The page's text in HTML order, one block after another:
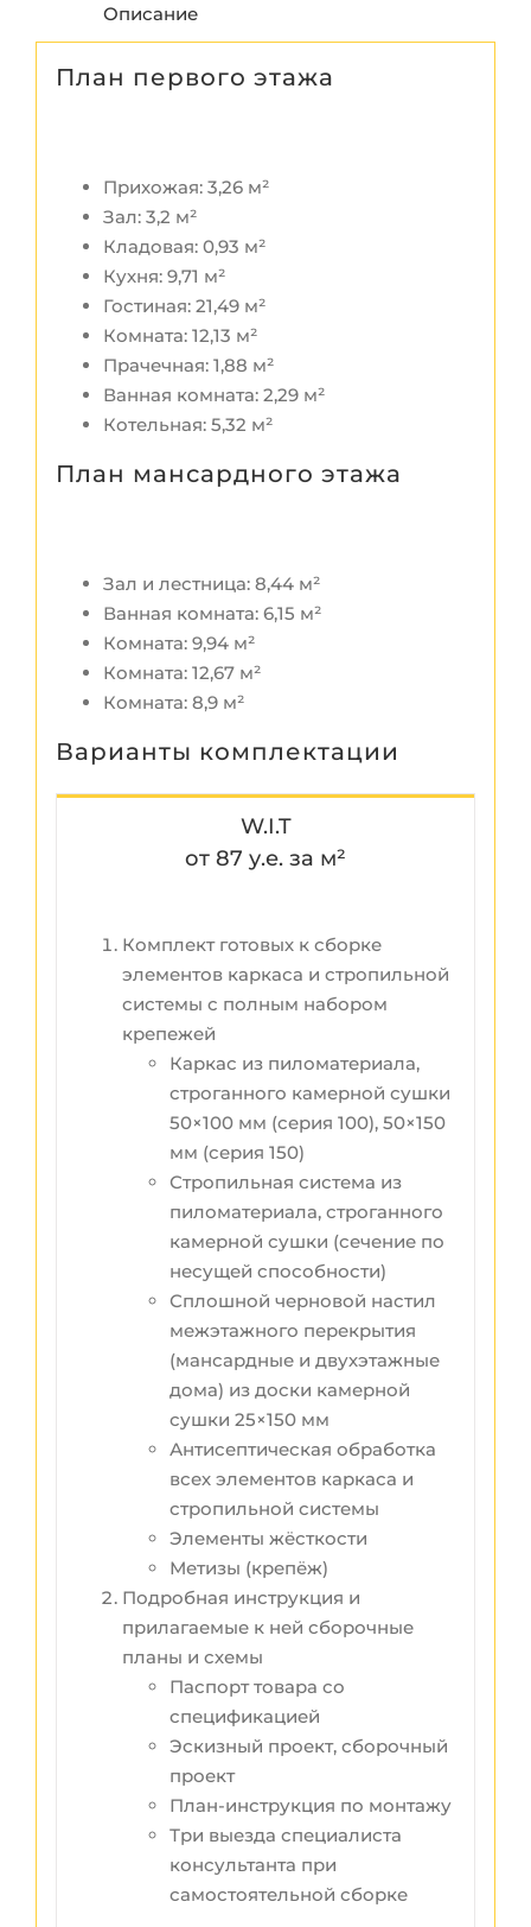
Описание
План первого этажа
Прихожая: 3,26 м²
Зал: 3,2 м²
Кладовая: 0,93 м²
Кухня: 9,71 м²
Гостиная: 21,49 м²
Комната: 12,13 м²
Прачечная: 1,88 м²
Ванная комната: 2,29 м²
Котельная: 5,32 м²
План мансардного этажа
Зал и лестница: 8,44 м²
Ванная комната: 6,15 м²
Комната: 9,94 м²
Комната: 12,67 м²
Комната: 8,9 м²
Варианты комплектации
W.I.T
от 87 у.е. за м²
Комплект готовых к сборке
элементов каркаса и стропильной
системы с полным набором
крепежей
Каркас из пиломатериала,
строганного камерной сушки
50×100 мм (серия 100), 50×150
мм (серия 150)
Стропильная система из
пиломатериала, строганного
камерной сушки (сечение по
несущей способности)
Сплошной черновой настил
межэтажного перекрытия
(мансардные и двухэтажные
дома) из доски камерной
сушки 25×150 мм
Антисептическая обработка
всех элементов каркаса и
стропильной системы
Элементы жёсткости
Метизы (крепёж)
Подробная инструкция и
прилагаемые к ней сборочные
планы и схемы
Паспорт товара со
спецификацией
Эскизный проект, сборочный
проект
План-инструкция по монтажу
Три выезда специалиста
консультанта при
самостоятельной сборке